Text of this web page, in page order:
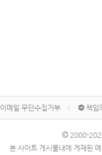
이메일 무단수집거부 책임
2000-
본 사이트 게시물내에 게재된